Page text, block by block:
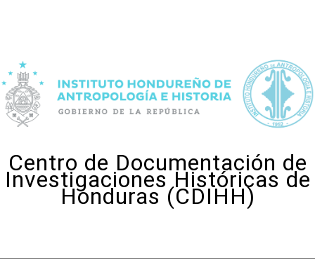
Centro de Documentación de
Investigaciones Históricas de
Honduras (CDIHH)